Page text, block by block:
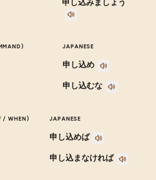
申し込みましょう
JAPANESE
申し込め
申し込むな
/ WHEN) JAPANESE
申し込めば
申し込まなければ